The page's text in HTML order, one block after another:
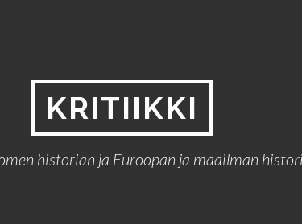
KRITIIKKI
historian ja Euroopan ja maailman